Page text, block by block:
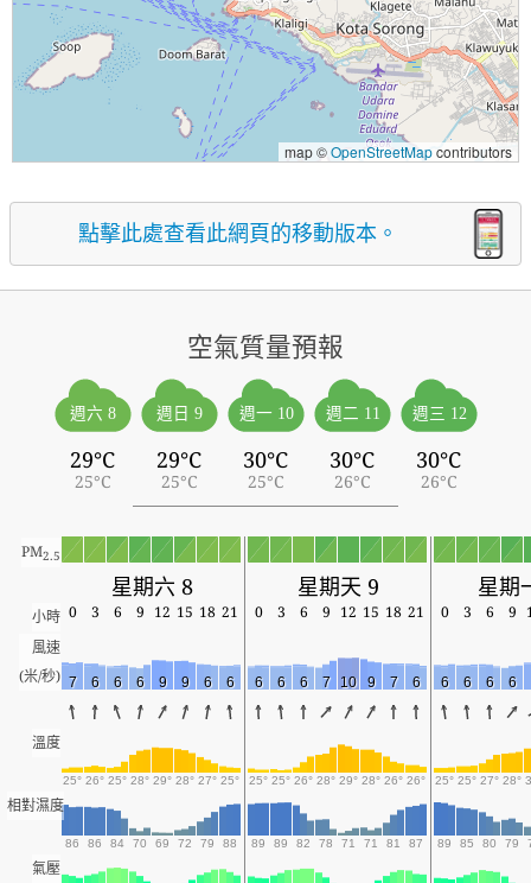
map ©OpenStreetMapcontributors
點擊此處查看此網頁的移動版本。
空氣質量預報
週六 8
29°C
25°C
週日 9
29°C
25°C
週一 10
30°C
25°C
週二 11
30°C
26°C
週三 12
30°C
26°C
PM2.5
星期六 8 星期天 9 星期
小時 0 3 6 9 12 15 18 21 0 3 6 9 12 15 18 21 0 3 6 9
風速
(米/秒) 7 6 6 6 9 9 6 6 6 6 6 7 10 9 7 6 6 6 6 6
溫度
25° 26° 25° 28° 29° 28° 27° 25° 25° 25° 26° 28° 29° 28° 26° 26° 25° 25° 27° 28°
相對濕度
86 86 84 70 69 72 79 88 89 89 82 78 71 71 81 87 89 85 80 79
氣壓